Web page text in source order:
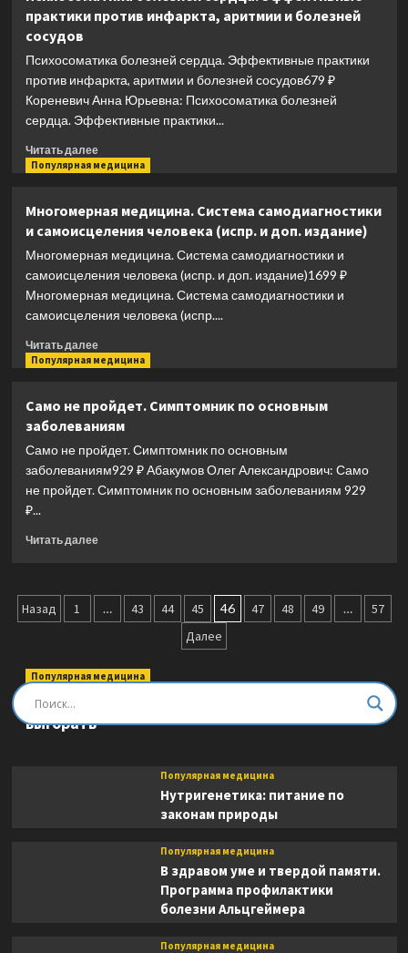
доктора
Лечебные
для
снятия
боли
суставах
и
и
восстановления
внутренних
органов
практики против инфаркта, аритмии и болезней
сосудов
Психосоматика болезней сердца. Эффективные практики
против инфаркта, аритмии и болезней сосудов679 ₽
Кореневич Анна Юрьевна: Психосоматика болезней
сердца. Эффективные практики...
Читать далееПрочитать
больше
болезней
сердца.
Эффективные
инфаркта,
аритмии
болезней
сосудов
Популярная медицина
Многомерная медицина. Система самодиагностики
и самоисцеления человека (испр. и доп. издание)
Многомерная медицина. Система самодиагностики и
самоисцеления человека (испр. и доп. издание)1699 ₽
Многомерная медицина. Система самодиагностики и
самоисцеления человека (испр....
Читать далееПрочитать
больше
медицина.
Система
самодиагностики
самоисцеления
человека
Популярная медицина
Само не пройдет. Симптомник по основным
заболеваниям
Само не пройдет. Симптомник по основным
заболеваниям929 ₽ Абакумов Олег Александрович: Само
не пройдет. Симптомник по основным заболеваниям 929
₽...
Читать далееПрочитать
пройдет.
основным
Пагинация
Назад 1 … 43 44 45 46 47 48 49 …
57
Далее
Популярная медицина
Быть врачом. Как помогать, развиваться и не
выгорать
Популярная медицина
Нутригенетика: питание по
законам природы
Популярная медицина
В здравом уме и твердой памяти.
Программа профилактики
болезни Альцгеймера
Популярная медицина